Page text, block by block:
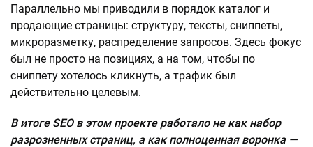
Параллельно мы приводили в порядок каталог и
продающие страницы: структуру, тексты, сниппеты,
микроразметку, распределение запросов. Здесь фокус
был не просто на позициях, а на том, чтобы по
сниппету хотелось кликнуть, а трафик был
действительно целевым.
В итоге SEO в этом проекте работало не как набор
разрозненных страниц, а как полноценная воронка —